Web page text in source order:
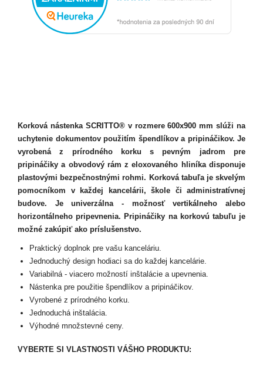
Korková nástenka SCRITTO® v rozmere 600x900 mm slúži na
uchytenie dokumentov použitím špendlíkov a pripináčikov. Je
vyrobená z prírodného korku s pevným jadrom pre
pripináčiky a obvodový rám z eloxovaného hliníka disponuje
plastovými bezpečnostnými rohmi. Korková tabuľa je skvelým
pomocníkom v každej kancelárii, škole či administratívnej
budove. Je univerzálna - možnosť vertikálneho alebo
horizontálneho pripevnenia. Pripináčiky na korkovú tabuľu je
možné zakúpiť ako príslušenstvo.
Praktický doplnok pre vašu kanceláriu.
Jednoduchý design hodiaci sa do každej kancelárie.
Variabilná - viacero možností inštalácie a upevnenia.
Nástenka pre použitie špendlíkov a pripináčikov.
Vyrobené z prírodného korku.
Jednoduchá inštalácia.
Výhodné množstevné ceny.
VYBERTE SI VLASTNOSTI VÁŠHO PRODUKTU: